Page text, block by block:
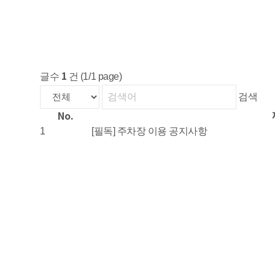
글수 1 건 (1/1 page)
검색
No.
1 [필독] 주차장 이용 공지사항